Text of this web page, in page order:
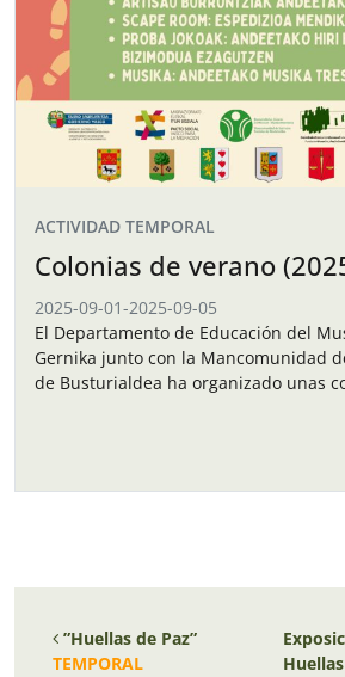
ACTIVIDAD TEMPORAL
Colonias de verano
2025-09-01-2025-09-05
El Departamento de Educación del
Gernika junto con la Mancomunidad
de Busturialdea ha organizado unas
Navegación de
”Huellas de Paz”
TEMPORAL